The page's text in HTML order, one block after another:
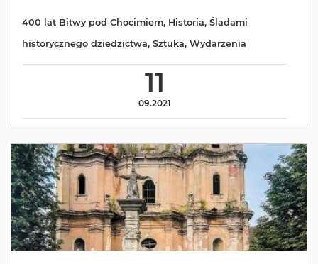
11
09.2021
400 lat Bitwy pod Chocimiem, Historia, Śladami
historycznego dziedzictwa, Sztuka, Wydarzenia